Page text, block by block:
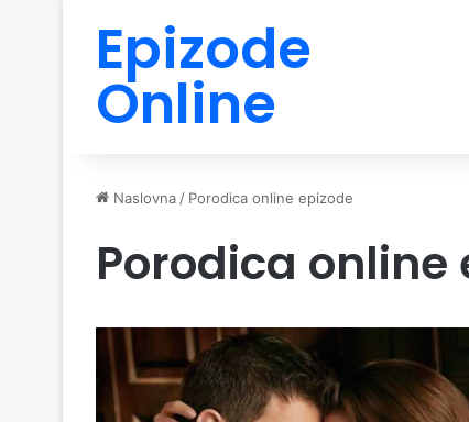
Epizode
Online
Naslovna / Porodica online epizode
Porodica online